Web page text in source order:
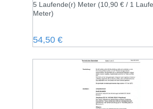
5 Laufende(r) Meter (10,90 € / 1
Meter)
Regulärer Preis:
54,50 €